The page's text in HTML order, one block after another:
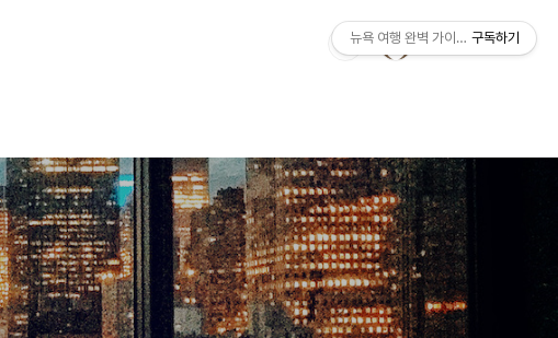
뉴욕 여행 완벽 가이드 |구독하기